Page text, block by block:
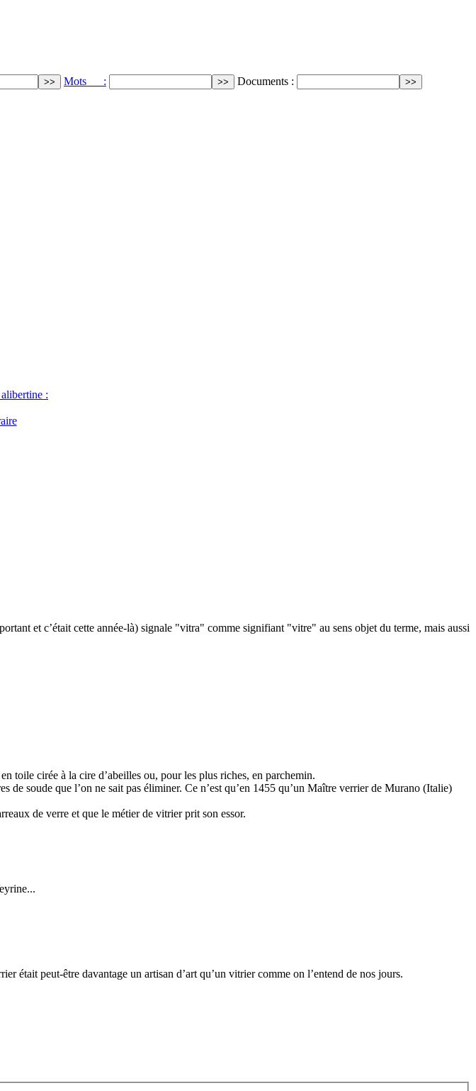
Mots : Documents :
:
et c’était cette année-là) signale "vitra" comme signifiant "vitre" au sens objet du terme, mais aussi
toile cirée à la cire d’abeilles ou, pour les plus riches, en parchemin.
de soude que l’on ne sait pas éliminer. Ce n’est qu’en 1455 qu’un Maître verrier de Murano (Italie)
de verre et que le métier de vitrier prit son essor.
était peut-être davantage un artisan d’art qu’un vitrier comme on l’entend de nos jours.